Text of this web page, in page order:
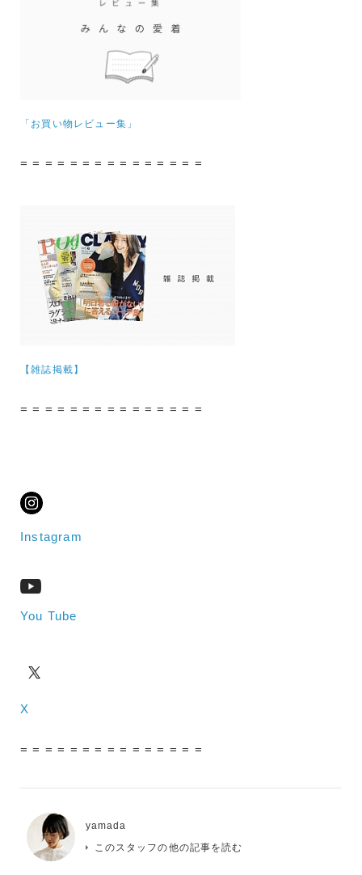
「お買い物レビュー集」
= = = = = = = = = = = = = = =
【雑誌掲載】
= = = = = = = = = = = = = = =
Instagram
You Tube
X
= = = = = = = = = = = = = = =
yamada
このスタッフの他の記事を読む